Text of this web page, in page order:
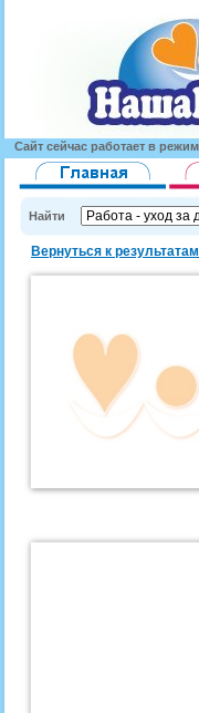
Сайт сейчас работает в
Найти
Вернуться к